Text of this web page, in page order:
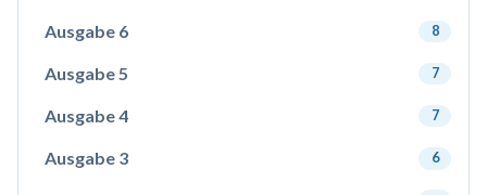
Ausgabe 6 8
Ausgabe 5 7
Ausgabe 4 7
Ausgabe 3 6